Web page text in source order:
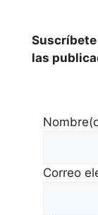
las
Nombre
Correo